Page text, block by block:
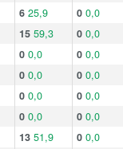
6 25,9 0 0,0
15 59,3 0 0,0
0 0,0 0 0,0
0 0,0 0 0,0
0 0,0 0 0,0
0 0,0 0 0,0
13 51,9 0 0,0